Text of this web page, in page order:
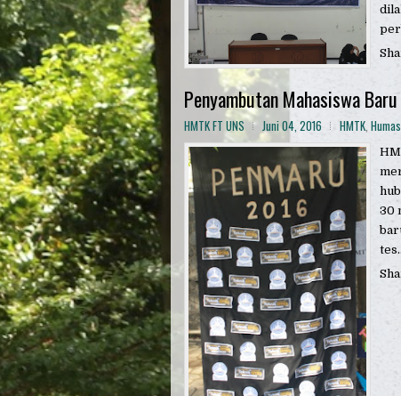
Penyambutan Mahasiswa
HMTK FT UNS Juni 04, 2016 HMTK, Humas
30